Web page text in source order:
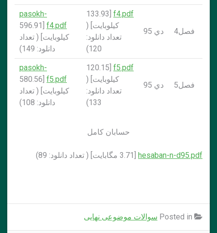
فصل4 دي 95
f4.pdf
[133.93
کيلوبايت] (
تعداد دانلود:
120)
pasokh-
f4.pdf
[596.91
کيلوبايت] ( تعداد
دانلود: 149)
فصل5 دي 95
f5.pdf
[120.15
کيلوبايت] (
تعداد دانلود:
133)
pasokh-
f5.pdf
[580.56
کيلوبايت] ( تعداد
دانلود: 108)
حسابان كامل
hesaban-n-d95.pdf
سوالات موضوعی نهایی